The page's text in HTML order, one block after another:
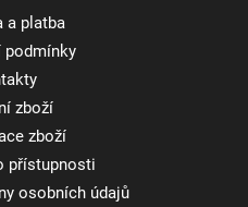
a platba
podmínky
zboží
zboží
přístupnosti
osobních údajů